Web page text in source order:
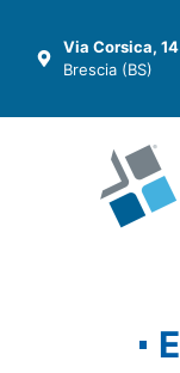
Via Corsica, 14
Brescia (BS)